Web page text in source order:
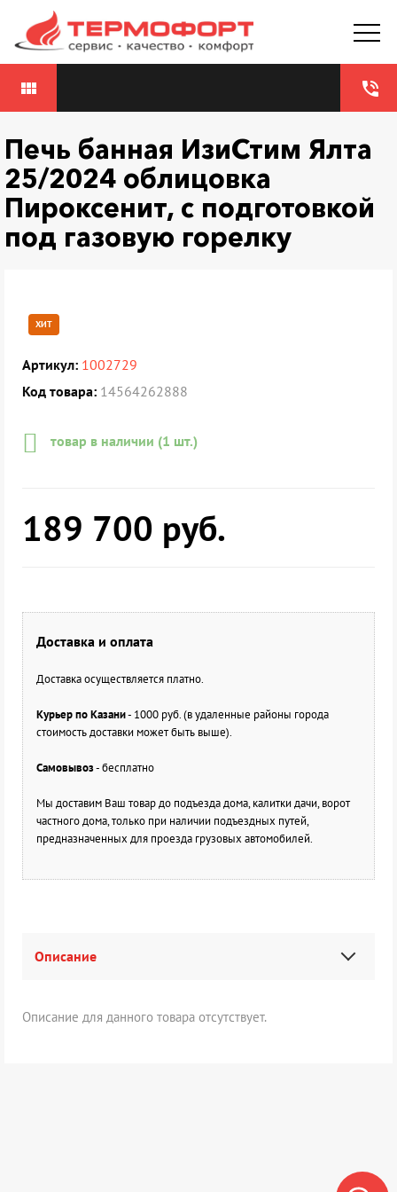
phone_in_talk
view_module
Печь банная ИзиСтим Ялта
25/2024 облицовка
Пироксенит, с подготовкой
под газовую горелку
ХИТ
Артикул: 1002729
Код товара: 14564262888
товар в наличии (1 шт.)
189 700 руб.
Доставка и оплата
Доставка осуществляется платно.
Курьер по Казани- 1000 руб. (в удаленные районы города
стоимость доставки может быть выше).
Самовывоз- бесплатно
Мы доставим Ваш товар до подъезда дома, калитки дачи, ворот
частного дома, только при наличии подъездных путей,
предназначенных для проезда грузовых автомобилей.
Описание
Описание для данного товара отсутствует.